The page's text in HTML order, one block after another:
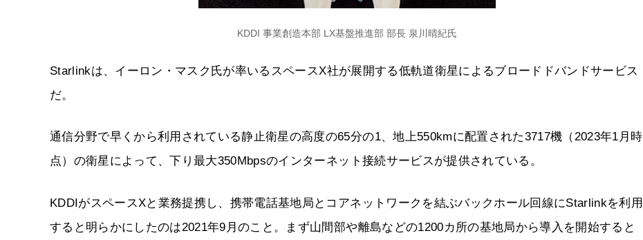
KDDI 事業創造本部 LX基盤推進部 部長 泉川晴紀氏
Starlinkは、イーロン・マスク氏が率いるスペースX社が展開する低軌道衛星によるブロードドバンドサービス
だ。
通信分野で早くから利用されている静止衛星の高度の65分の1、地上550kmに配置された3717機（2023年1月時
点）の衛星によって、下り最大350Mbpsのインターネット接続サービスが提供されている。
KDDIがスペースXと業務提携し、携帯電話基地局とコアネットワークを結ぶバックホール回線にStarlinkを利用
すると明らかにしたのは2021年9月のこと。まず山間部や離島などの1200カ所の基地局から導入を開始すると